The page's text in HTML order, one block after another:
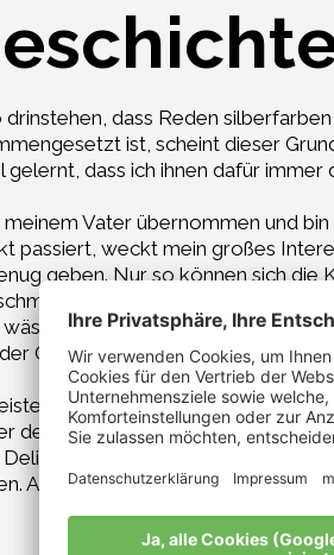
dass Reden
ist, scheint dieser
dass ich ihnen dafür
Vater übernommen und
passiert, weckt mein großes
geben. Nur so können sich
unseres Golden Delicious
Böden. Im direkten
Gabe des aufmerksamen
Auch dort ist stille
des Schnalserbach, das meine
sowie Fuji und Red
Auch diese sind meist sehr